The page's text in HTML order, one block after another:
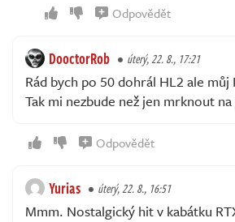
Odpovědět
DooctorRob úterý, 22. 8., 17:21
Rád bych po 50 dohrál HL2 ale můj
Tak mi nezbude než jen mrknout
Odpovědět
Yurias úterý, 22. 8., 16:51
Mmm. Nostalgický hit v kabátku